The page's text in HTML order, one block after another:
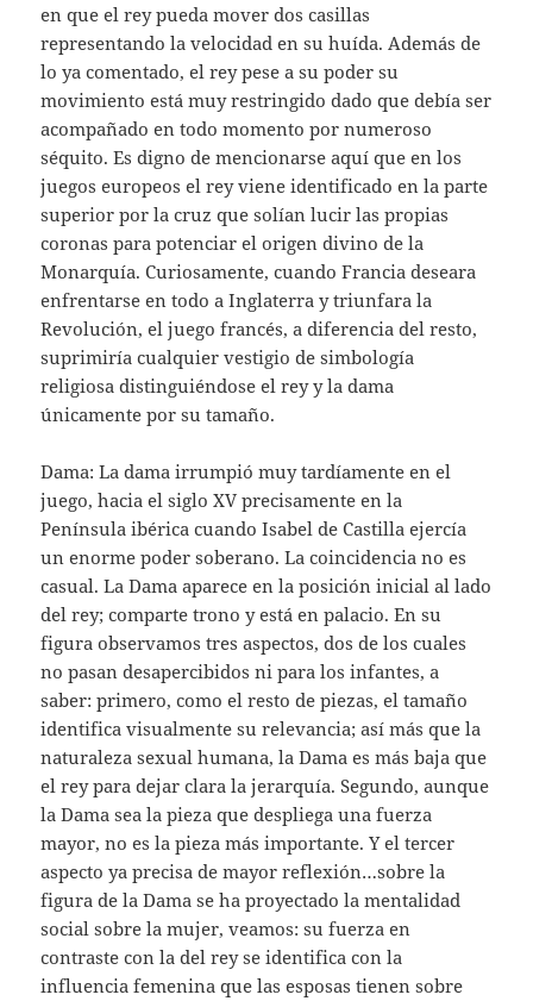
en que el rey pueda mover dos casillas
representando la velocidad en su huída. Además de
lo ya comentado, el rey pese a su poder su
movimiento está muy restringido dado que debía ser
acompañado en todo momento por numeroso
séquito. Es digno de mencionarse aquí que en los
juegos europeos el rey viene identificado en la parte
superior por la cruz que solían lucir las propias
coronas para potenciar el origen divino de la
Monarquía. Curiosamente, cuando Francia deseara
enfrentarse en todo a Inglaterra y triunfara la
Revolución, el juego francés, a diferencia del resto,
suprimiría cualquier vestigio de simbología
religiosa distinguiéndose el rey y la dama
únicamente por su tamaño.
Dama: La dama irrumpió muy tardíamente en el
juego, hacia el siglo XV precisamente en la
Península ibérica cuando Isabel de Castilla ejercía
un enorme poder soberano. La coincidencia no es
casual. La Dama aparece en la posición inicial al lado
del rey; comparte trono y está en palacio. En su
figura observamos tres aspectos, dos de los cuales
no pasan desapercibidos ni para los infantes, a
saber: primero, como el resto de piezas, el tamaño
identifica visualmente su relevancia; así más que la
naturaleza sexual humana, la Dama es más baja que
el rey para dejar clara la jerarquía. Segundo, aunque
la Dama sea la pieza que despliega una fuerza
mayor, no es la pieza más importante. Y el tercer
aspecto ya precisa de mayor reflexión…sobre la
figura de la Dama se ha proyectado la mentalidad
social sobre la mujer, veamos: su fuerza en
contraste con la del rey se identifica con la
influencia femenina que las esposas tienen sobre